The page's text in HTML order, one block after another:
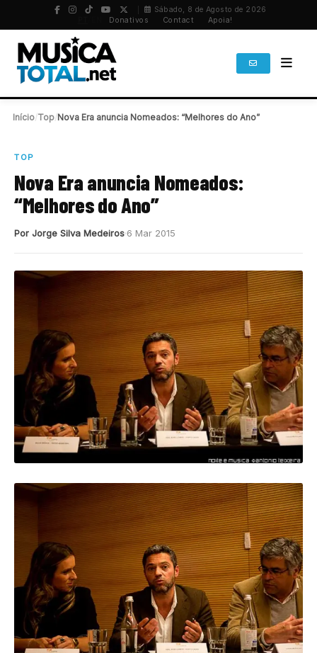
Sábado, 8 de Agosto de 2026
Donativos Contact Apoia!
Início Top Nova Era anuncia Nomeados: “Melhores do Ano”
TOP
Nova Era anuncia Nomeados:
“Melhores do Ano”
Por Jorge Silva Medeiros 6 Mar 2015